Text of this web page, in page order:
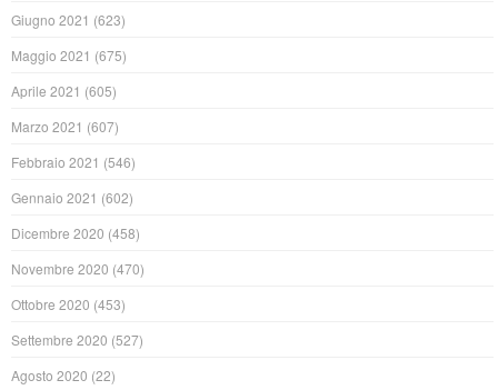
Giugno 2021 (623)
Maggio 2021 (675)
Aprile 2021 (605)
Marzo 2021 (607)
Febbraio 2021 (546)
Gennaio 2021 (602)
Dicembre 2020 (458)
Novembre 2020 (470)
Ottobre 2020 (453)
Settembre 2020 (527)
Agosto 2020 (22)